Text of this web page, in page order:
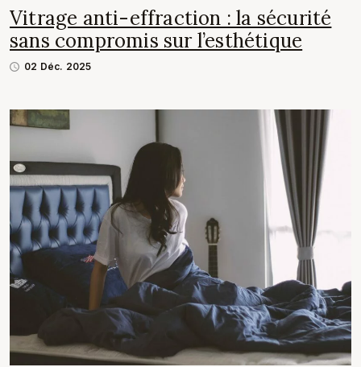
Vitrage anti-effraction : la sécurité
sans compromis sur l’esthétique
02 Déc. 2025